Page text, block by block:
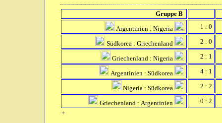
Gruppe B
Argentinien : Nigeria
1 : 0
Südkorea : Griechenland 2 : 0
Griechenland : Nigeria 2 : 1
Argentinien : Südkorea 4 : 1
Nigeria : Südkorea 2 : 2
Griechenland : Argentinien
0 : 2
+